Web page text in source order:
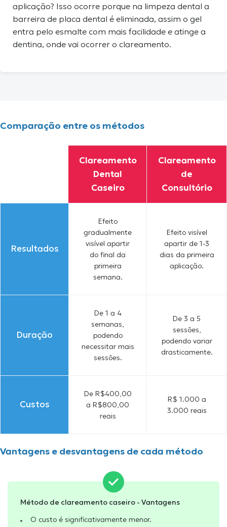
aplicação? Isso ocorre porque na limpeza dental a
barreira de placa dental é eliminada, assim o gel
entra pelo esmalte com mais facilidade e atinge a
dentina, onde vai ocorrer o clareamento.
Comparação entre os métodos
Clareamento
Dental
Caseiro
Clareamento
de
Consultório
Resultados
Efeito
gradualmente
visível apartir
do final da
primeira
semana.
Efeito visível
apartir de 1-3
dias da primeira
aplicação.
Duração
De 1 a 4
semanas,
podendo
necessitar mais
sessões.
De 3 a 5
sessões,
podendo variar
drasticamente.
Custos
De R$400,00
a R$800,00
reais
R$ 1.000 a
3.000 reais
Vantagens e desvantagens de cada método
Método de clareamento caseiro - Vantagens
O custo é significativamente menor.